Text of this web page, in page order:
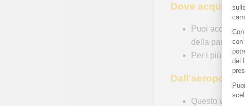
Dove
Puoi
della
Per i più
Dall'aeroporto
Questo